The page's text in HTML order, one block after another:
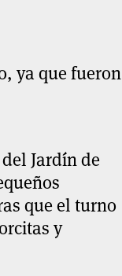
ya que fueron
Jardín de
que el turno
y